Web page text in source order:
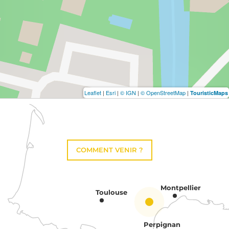
Leaflet | Esri | © IGN | © OpenStreetMap | TouristicMaps
COMMENT VENIR ?
Toulouse
Montpellier
Perpignan